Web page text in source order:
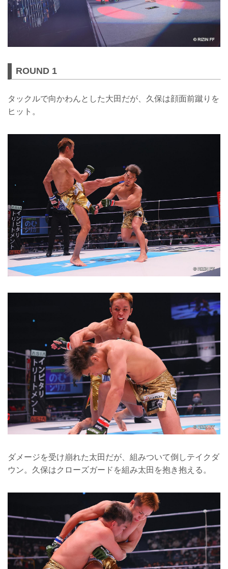
ROUND 1
タックルで向かわんとした大田だが、久保は顔面前蹴りを
ヒット。
ダメージを受け崩れた太田だが、組みついて倒しテイクダ
ウン。久保はクローズガードを組み太田を抱き抱える。